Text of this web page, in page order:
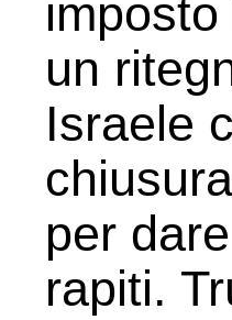
un
Israele
per
rapiti.